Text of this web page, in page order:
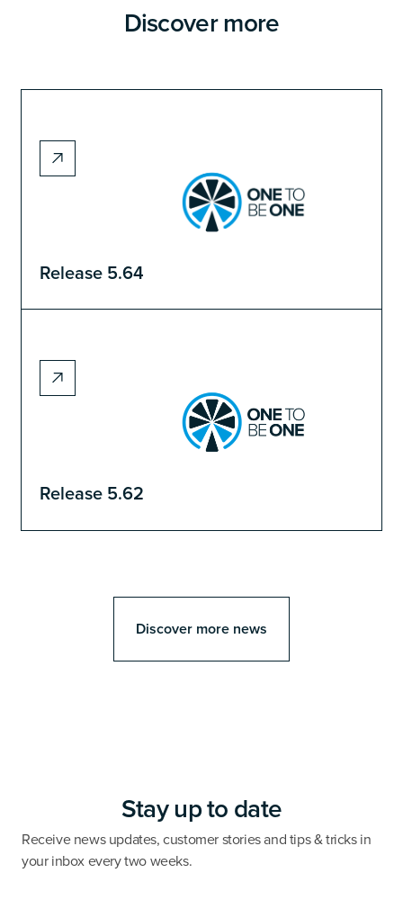
Discover more
Release 5.64
Release 5.62
Discover more news
Stay up to date
Receive news updates, customer stories and tips & tricks in
your inbox every two weeks.